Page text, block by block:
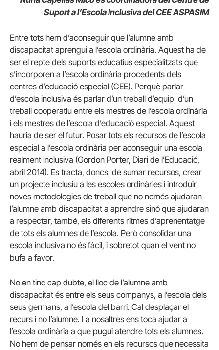
Suport a l’Escola Inclusiva del CEE ASPASIM
Entre tots hem d’aconseguir que l’alumne amb
discapacitat aprengui a l’escola ordinària. Aquest ha de
ser el repte dels suports educatius especialitzats que
s’incorporen a l’escola ordinària procedents dels
centres d’educació especial (CEE). Perquè parlar
d’escola inclusiva és parlar d’un treball d’equip, d’un
treball cooperatiu entre els mestres de l’escola ordinària
i els mestres de l’escola d’educació especial. Aquest
hauria de ser el futur. Posar tots els recursos de l’escola
especial a l’escola ordinària per aconseguir una escola
realment inclusiva (Gordon Porter, Diari de l’Educació,
abril 2014). Es tracta, doncs, de sumar recursos, crear
un projecte inclusiu a les escoles ordinàries i introduir
noves metodologies de treball que no només ajudaran
l’alumne amb discapacitat a aprendre sinó que ajudaran
a respectar, també, els diferents ritmes d’aprenentatge
de tots els alumnes de l’escola. Però consolidar una
escola inclusiva no és fàcil, i sobretot quan el vent no
bufa a favor.
No en tinc cap dubte, el lloc de l’alumne amb
discapacitat és entre els seus companys, a l’escola dels
seus germans, a l’escola del barri. Cal desplaçar el
recurs i no l’alumne. I a nosaltres ens toca ajudar a
l’escola ordinària a que pugui atendre tots els alumnes.
No hem de pensar només en els recursos que necessita